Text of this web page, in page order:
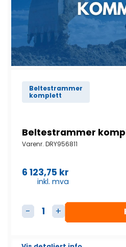
Beltestrammer
komplett
Beltestrammer
Varenr. DRY956811
6 123,75 kr
inkl. mva
Beltestrammer